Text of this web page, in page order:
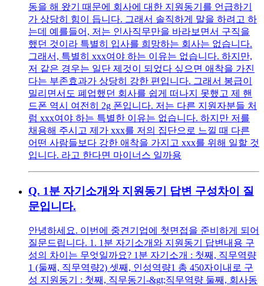
동을 해 왔기 때문에 회사에 대한 지원동기를 언급하기
가 상당히 힘이 듭니다. 그래서 솔직하게 말을 하려고 하
는데 예를들어, 저는 인사직무만을 바라보면서 구직을
했던 것이라 특별히 입사를 희망하는 회사는 없습니다.
그래서, 특별히 xxx여야 하는 이유는 없습니다. 하지만,
저 같은 경우는 일단 제것이 되었다 싶으면 애착을 가진
다는 부존효과가 상당히 강한 편입니다. 그래서 봉급이
밀리면서도 폐업했던 회사를 쉽게 떠나지 못했고 제 핸
드폰 역시 여전히 2g 폰입니다. 저는 다른 지원자분들 처
럼 xxx여야 하는 특별한 이유는 없습니다. 하지만 저를
채용해 주시고 제가 xxx를 저의 집단으로 느낄 때 다른
어떤 사람들보다 강한 애착을 가지고 xxx를 위해 일할 것
입니다. 라고 한다면 마이너스 일까용
Q. 1분 자기소개와 지원동기 답변 구성차이 질
문입니다.
안녕하세요. 이번에 중견기업에 첫면접을 준비하게 되어
질문드립니다. 1. 1분 자기소개와 지원동기 답변내용 구
성의 차이는 무엇일까요? 1분 자기소개 : 첫째, 직무역량
1 (둘째, 직무역량2) 셋째, 인성역량1 총 450자이내로 구
성 지원동기 : 첫째, 직무동기-&gt;직무역량 둘째, 회사동